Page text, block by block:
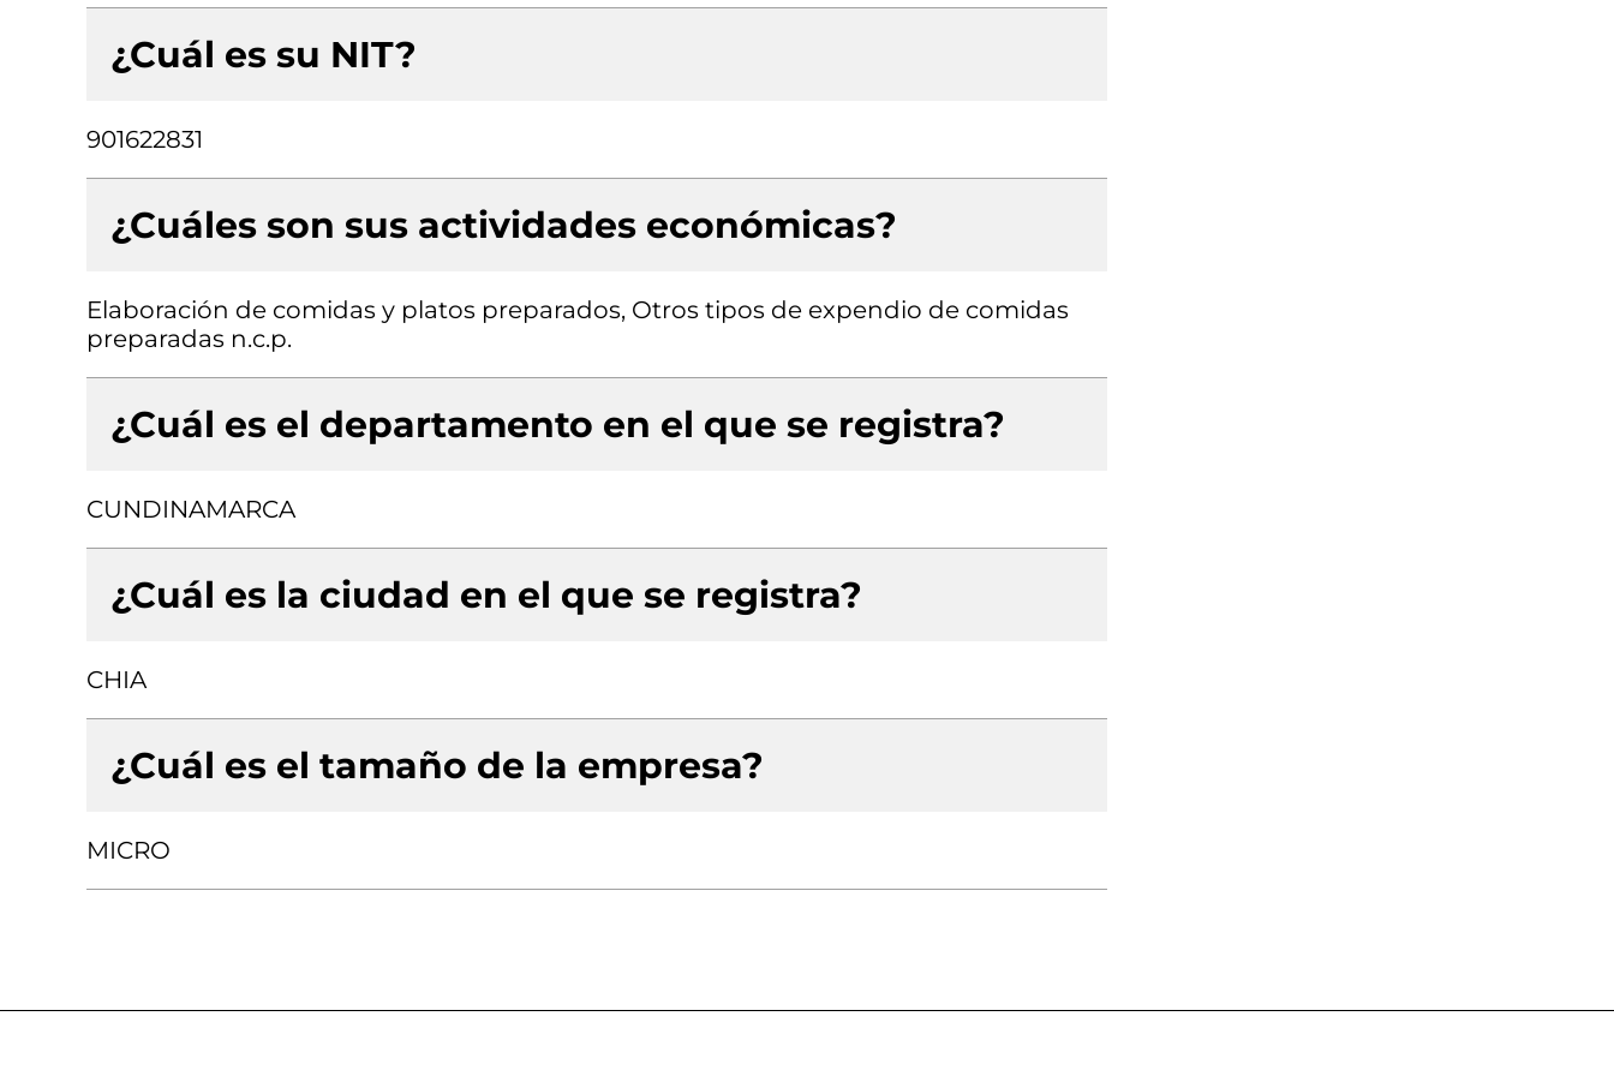
¿Cuál es su NIT?
901622831
¿Cuáles son sus actividades económicas?
Elaboración de comidas y platos preparados, Otros tipos de expendio de comidas
preparadas n.c.p.
¿Cuál es el departamento en el que se registra?
CUNDINAMARCA
¿Cuál es la ciudad en el que se registra?
CHIA
¿Cuál es el tamaño de la empresa?
MICRO